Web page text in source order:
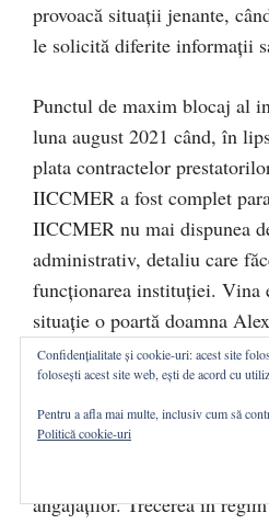
provoacă situații jenante,
le solicită diferite informații
Punctul de maxim blocaj al
luna august 2021 când, în
plata contractelor
IICCMER a fost complet
IICCMER nu mai dispunea
administrativ, detaliu care
funcționarea instituției. Vina
situație o poartă doamna
fost capabilă să gestioneze
atribuit IICCMER. În fața
Alexandra Toader a ales
totale, plecând în concediu
regim de telemuncă, fără o
angajaților. Trecerea în
Confidențialitate și cookie-uri: acest site
folosești acest site web, ești de acord cu
Pentru a afla mai multe, inclusiv cum să
Politică cookie-uri